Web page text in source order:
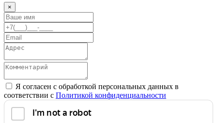
×
Я согласен с обработкой персональных данных в
соответствии с Политикой конфиденциальности